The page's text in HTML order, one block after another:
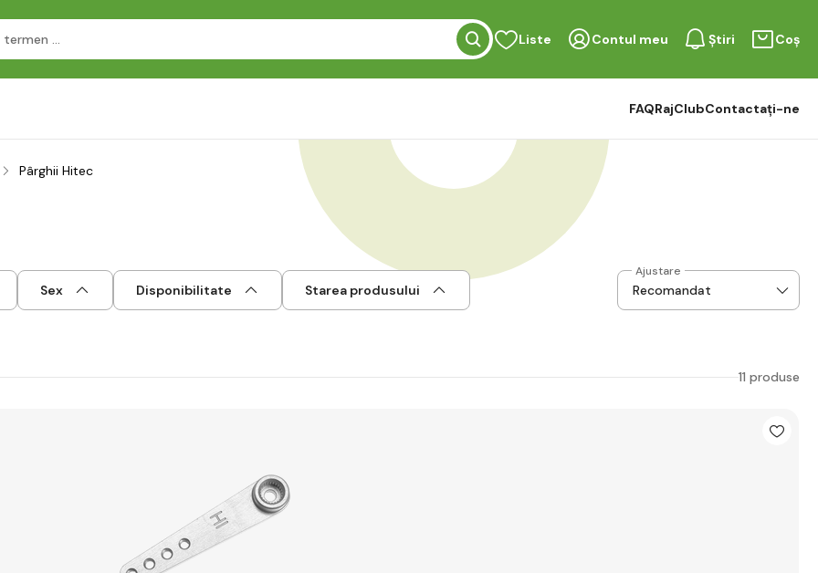
Liste Contul meu Știri Coș
FAQRajClubContactați-ne
Pârghii Hitec
Sex Disponibilitate Starea produsului
Ajustare
11 produse